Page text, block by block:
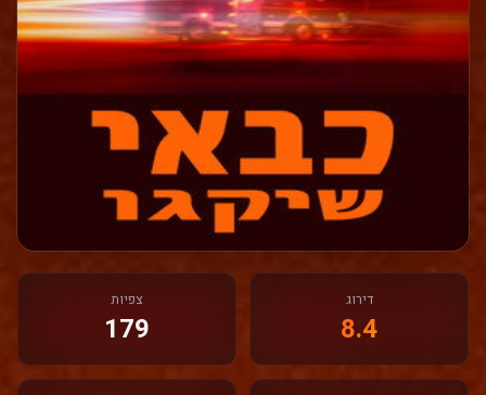
דירוג
8.4
צפיות
179